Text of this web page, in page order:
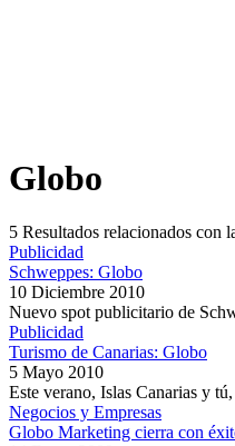
Globo
5 Resultados relacionados con
Publicidad
Schweppes: Globo
10 Diciembre 2010
Nuevo spot publicitario de
Publicidad
Turismo de Canarias: Globo
5 Mayo 2010
Este verano, Islas Canarias y
Negocios y Empresas
Globo Marketing cierra con